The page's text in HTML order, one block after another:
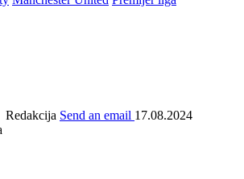
Redakcija Send an email 17.08.2024